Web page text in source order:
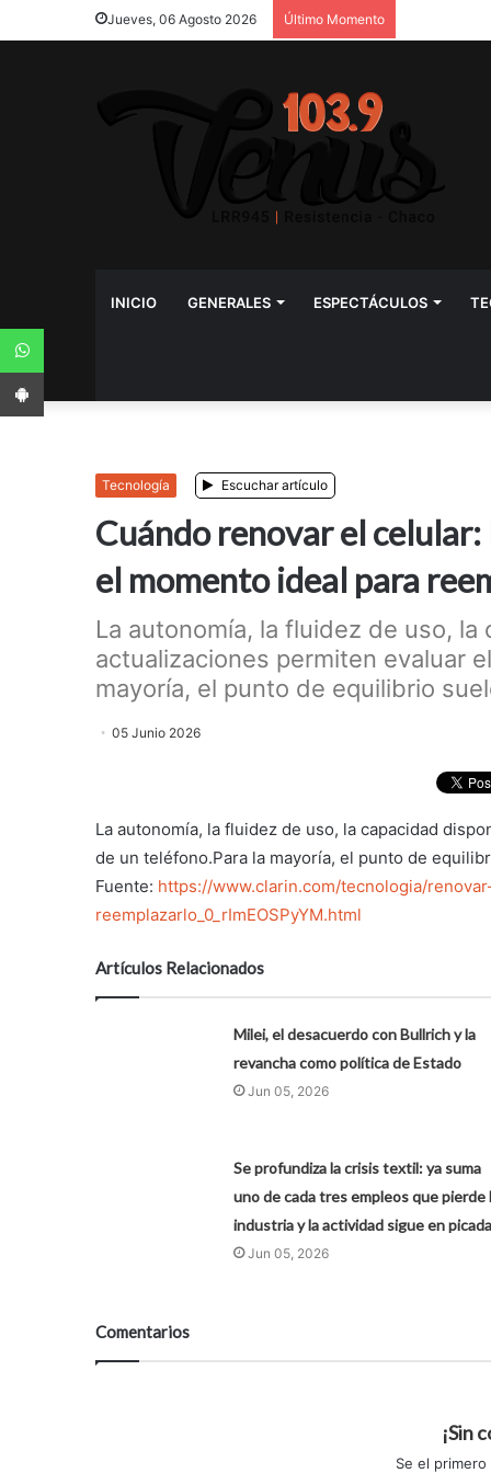
Jueves, 06 Agosto 2026 Último Momento
INICIO GENERALES ESPECTÁCULOS
Tecnología Escuchar artículo
Cuándo renovar el
el momento ideal para
La autonomía, la fluidez de uso,
actualizaciones permiten evaluar
mayoría, el punto de equilibrio
05 Junio 2026
La autonomía, la fluidez de uso, la capacidad
de un teléfono.Para la mayoría, el punto de
Fuente: https://www.clarin.com/tecnologia/
reemplazarlo_0_rImEOSPyYM.html
Artículos Relacionados
Milei, el desacuerdo con Bullrich y la
revancha como política de Estado
Jun 05, 2026
Se profundiza la crisis textil: ya suma
uno de cada tres empleos que pierde
industria y la actividad sigue en picada
Jun 05, 2026
Comentarios
¡Sin
Se el